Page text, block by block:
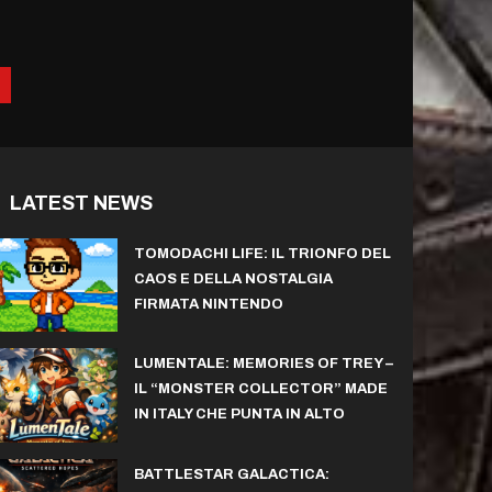
LATEST NEWS
TOMODACHI LIFE: IL TRIONFO DEL
CAOS E DELLA NOSTALGIA
FIRMATA NINTENDO
LUMENTALE: MEMORIES OF TREY –
IL “MONSTER COLLECTOR” MADE
IN ITALY CHE PUNTA IN ALTO
BATTLESTAR GALACTICA: